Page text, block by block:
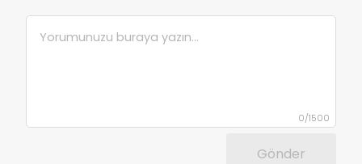
0/1500
Gönder